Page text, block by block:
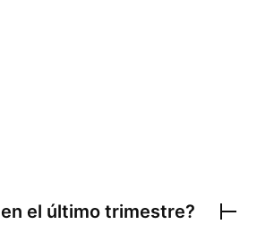
en el último trimestre?